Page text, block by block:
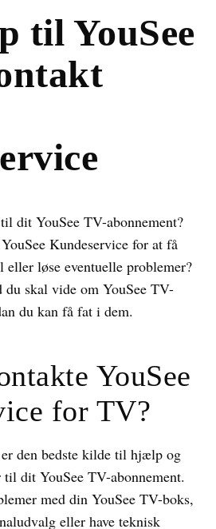
til YouSee
dit YouSee TV-abonnement?
Kundeservice for at få
eller løse eventuelle problemer?
skal vide om YouSee TV-
du kan få fat i dem.
YouSee
for TV?
den bedste kilde til hjælp og
dit YouSee TV-abonnement.
med din YouSee TV-boks,
eller have teknisk